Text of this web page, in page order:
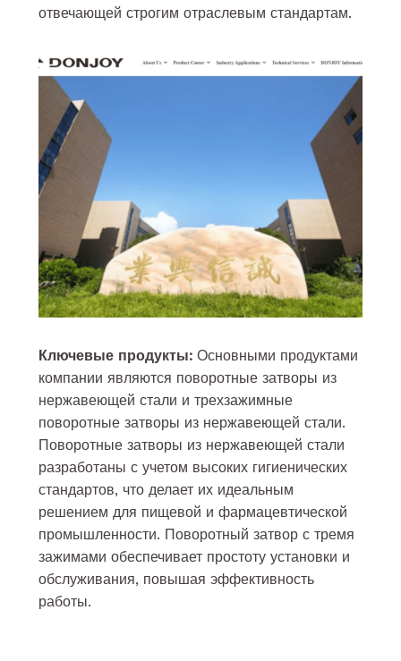
отвечающей строгим отраслевым стандартам.
Ключевые продукты: Основными продуктами
компании являются поворотные затворы из
нержавеющей стали и трехзажимные
поворотные затворы из нержавеющей стали.
Поворотные затворы из нержавеющей стали
разработаны с учетом высоких гигиенических
стандартов, что делает их идеальным
решением для пищевой и фармацевтической
промышленности. Поворотный затвор с тремя
зажимами обеспечивает простоту установки и
обслуживания, повышая эффективность
работы.